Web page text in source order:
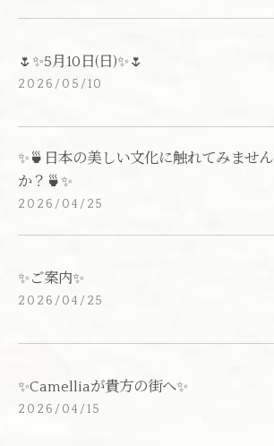
🌷✨5月10日(日)✨🌷
2026/05/10
✨🍵日本の美しい文化に触れてみません
か？🍵✨
2026/04/25
✨ご案内✨
2026/04/25
✨Camelliaが貴方の街へ✨
2026/04/15